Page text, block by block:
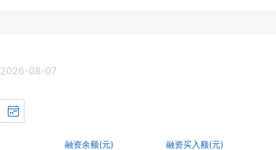
2026-08-07
融资余额(元) 融资买入额(元)